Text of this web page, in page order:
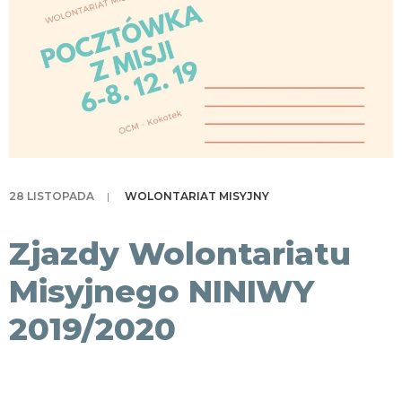
KONTAKT
28 LISTOPADA | WOLONTARIAT MISYJNY
Zjazdy Wolontariatu
Misyjnego NINIWY
2019/2020